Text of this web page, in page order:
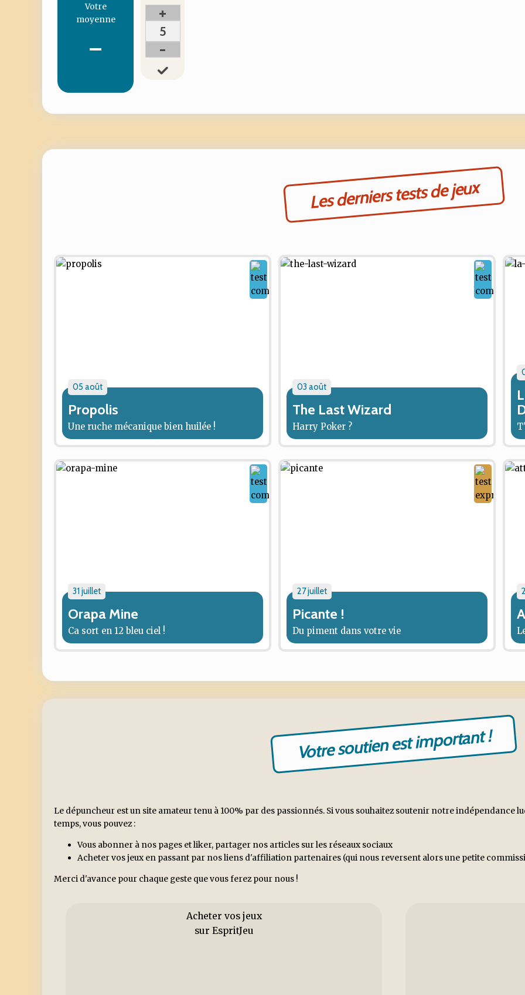
Votre
moyenne
-
+
5
-
Les derniers tests de jeux
05 août
Propolis
Une ruche mécanique bien huilée !
03 août
The Last Wizard
Harry Poker ?
31 juillet
Orapa Mine
Ca sort en 12 bleu ciel !
27 juillet
Picante !
Du piment dans votre vie
Votre soutien est important !
Le dépuncheur est un site amateur tenu à 100% par des passionnés. Si vous souhaitez soutenir notre indépendance
temps, vous pouvez :
Vous abonner à nos pages et liker, partager nos articles sur les réseaux sociaux
Acheter vos jeux en passant par nos liens d'affiliation partenaires (qui nous reversent alors une petite
Merci d'avance pour chaque geste que vous ferez pour nous !
Acheter vos jeux
sur EspritJeu